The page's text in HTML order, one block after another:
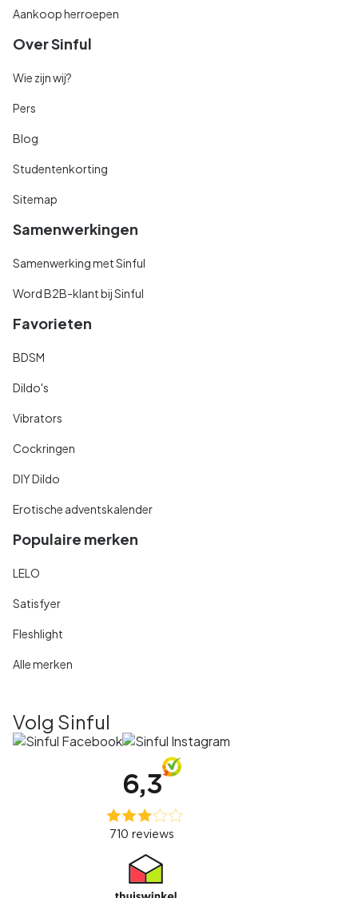
Aankoop herroepen
Over Sinful
Wie zijn wij?
Pers
Blog
Studentenkorting
Sitemap
Samenwerkingen
Samenwerking met Sinful
Word B2B-klant bij Sinful
Favorieten
BDSM
Dildo's
Vibrators
Cockringen
DIY Dildo
Erotische adventskalender
Populaire merken
LELO
Satisfyer
Fleshlight
Alle merken
Volg Sinful